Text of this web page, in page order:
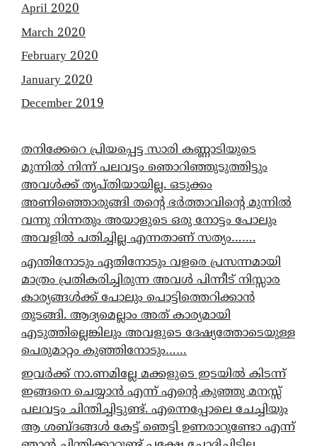
April 2020
March 2020
February 2020
January 2020
December 2019
തനിക്കേറെ പ്രിയപ്പെട്ട സാരി കണ്ണാടിയുടെ
മുന്നിൽ നിന്ന് പലവട്ടം ഞൊറിഞ്ഞുടുത്തിട്ടും
അവൾക്ക് തൃപ്തിയായില്ല. ഒടുക്കം
അണിഞ്ഞൊരുങ്ങി തന്റെ ഭർത്താവിന്റെ മുന്നിൽ
വന്നു നിന്നതും അയാളുടെ ഒരു നോട്ടം പോലും
അവളിൽ പതിച്ചില്ല എന്നതാണ് സത്യം…….
എന്തിനോടും ഏതിനോടും വളരെ പ്രസന്നമായി
മാത്രം പ്രതികരിച്ചിരുന്ന അവൾ പിന്നീട് നിസ്സാര
കാര്യങ്ങൾക്ക് പോലും പൊട്ടിത്തെറിക്കാൻ
തുടങ്ങി. ആദ്യമെല്ലാം അത് കാര്യമായി
എടുത്തില്ലെങ്കിലും അവളുടെ ദേഷ്യത്തോടെയുള്ള
പെരുമാറ്റം കുഞ്ഞിനോടും……
ഇവർക്ക് നാ.ണമില്ലേ മക്കളുടെ ഇടയിൽ കിടന്ന്
ഇങ്ങനെ ചെയ്യാൻ എന്ന് എന്റെ കുഞ്ഞു മനസ്സ്
പലവട്ടം ചിന്തിച്ചിട്ടുണ്ട്. എന്നെപ്പോലെ ചേച്ചിയും
ആ ശബ്ദങ്ങൾ കേട്ട് ഞെട്ടി ഉണരാറുണ്ടോ എന്ന്